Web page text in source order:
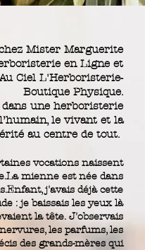
Mister Marguerite
en Ligne et
Ciel L'Herboristerie-
Boutique Physique.
une herboristerie
le vivant et la
au centre de tout.
vocations naissent
mienne est née dans
j'avais déjà cette
: je baissais les yeux là
la tête. J'observais
les parfums, les
des grands-mères qui